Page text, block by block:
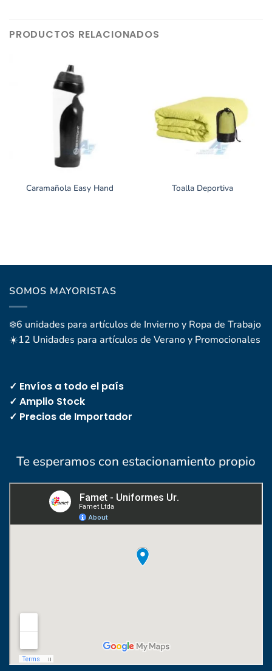
PRODUCTOS RELACIONADOS
Caramañola Easy Hand Toalla Deportiva
SOMOS MAYORISTAS
❄️6 unidades para artículos de Invierno y Ropa de Trabajo
☀️12 Unidades para artículos de Verano y Promocionales
✓ Envíos a todo el país
✓ Amplio Stock
✓ Precios de Importador
Te esperamos con estacionamiento propio